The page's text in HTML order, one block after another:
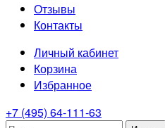
Отзывы
Контакты
Личный кабинет
Корзина
Избранное
+7 (495) 64-111-63